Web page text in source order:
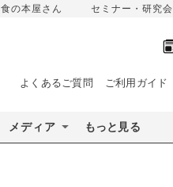
食の本屋さん セミナー・研究会
よくあるご質問 ご利用ガイド
メディア もっと見る